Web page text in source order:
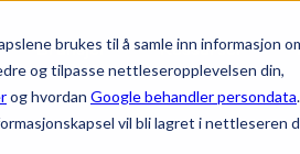
brukes til å samle inn informasjon
og tilpasse nettleseropplevelsen din,
og hvordan Google behandler persondata.
vil bli lagret i nettleseren
Bransjerexpand_more Ressurserexpand_more